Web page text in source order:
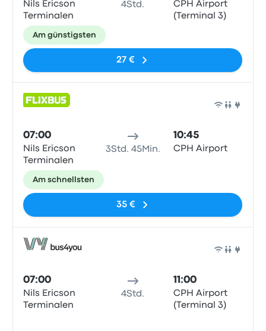
Nils Ericson
Terminalen
4Std.
CPH Airport
(Terminal 3)
Am günstigsten
27 €
07:00
Nils Ericson
Terminalen
3Std. 45Min.
10:45
CPH Airport
Am schnellsten
35 €
07:00
Nils Ericson
Terminalen
4Std.
11:00
CPH Airport
(Terminal 3)